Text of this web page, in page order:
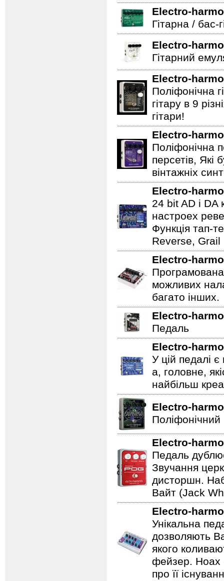
Electro-
Гітарна / бас-
Electro-
Гітарний
Electro-
Поліфонічна
гітару в 9
гітари!
Electro-
Поліфонічна
персетів, Які
вінтажніх
Electro-
24 bit AD і
настроех
Функція тап-
Reverse, Grail
Electro-
можливих
багато інших.
Electro-
Педаль
Electro-
У цій педалі
а, головне,
найбільш
Electro-
Поліфонічний
Electro-
Педаль
Звучання
дисторшн.
Вайт (Jack
Electro-
Унікальна
дозволяють
якого
фейзер. Hoax
про її